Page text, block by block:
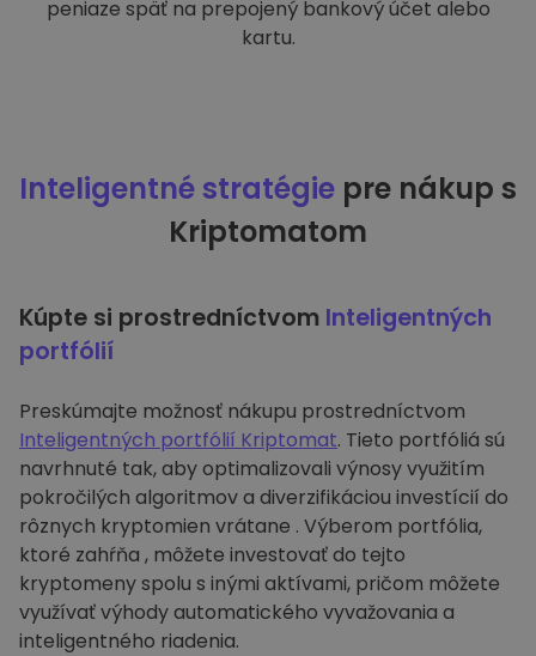
peniaze späť na prepojený bankový účet alebo
kartu.
Inteligentné stratégie pre nákup s
Kriptomatom
Kúpte si prostredníctvom Inteligentných
portfólií
Preskúmajte možnosť nákupu prostredníctvom
Inteligentných portfólií Kriptomat. Tieto portfóliá sú
navrhnuté tak, aby optimalizovali výnosy využitím
pokročilých algoritmov a diverzifikáciou investícií do
rôznych kryptomien vrátane . Výberom portfólia,
ktoré zahŕňa , môžete investovať do tejto
kryptomeny spolu s inými aktívami, pričom môžete
využívať výhody automatického vyvažovania a
inteligentného riadenia.